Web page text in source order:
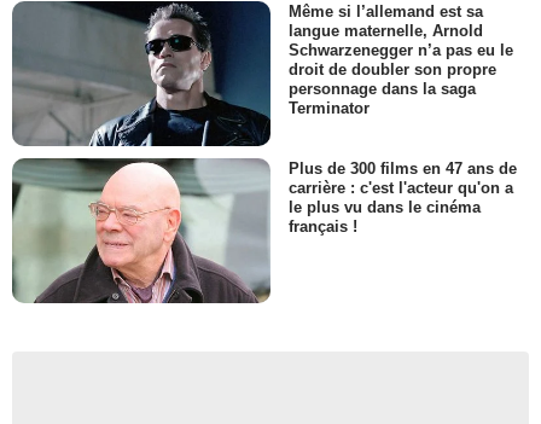
Même si l’allemand est sa
langue maternelle, Arnold
Schwarzenegger n’a pas eu le
droit de doubler son propre
personnage dans la saga
Terminator
Plus de 300 films en 47 ans de
carrière : c'est l'acteur qu'on a
le plus vu dans le cinéma
français !